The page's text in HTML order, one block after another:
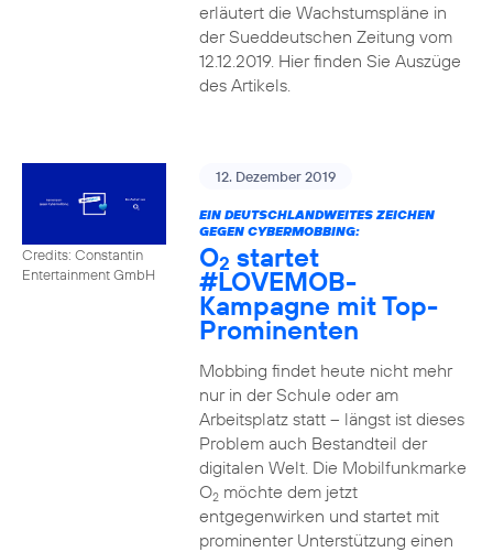
erläutert die Wachstumspläne in
der Sueddeutschen Zeitung vom
12.12.2019. Hier finden Sie Auszüge
des Artikels.
Credits: Constantin
Entertainment GmbH
12. Dezember 2019
EIN DEUTSCHLANDWEITES ZEICHEN
GEGEN CYBERMOBBING:
O2 startet
#LOVEMOB-
Kampagne mit Top-
Prominenten
Mobbing findet heute nicht mehr
nur in der Schule oder am
Arbeitsplatz statt – längst ist dieses
Problem auch Bestandteil der
digitalen Welt. Die Mobilfunkmarke
O2möchte dem jetzt
entgegenwirken und startet mit
prominenter Unterstützung einen